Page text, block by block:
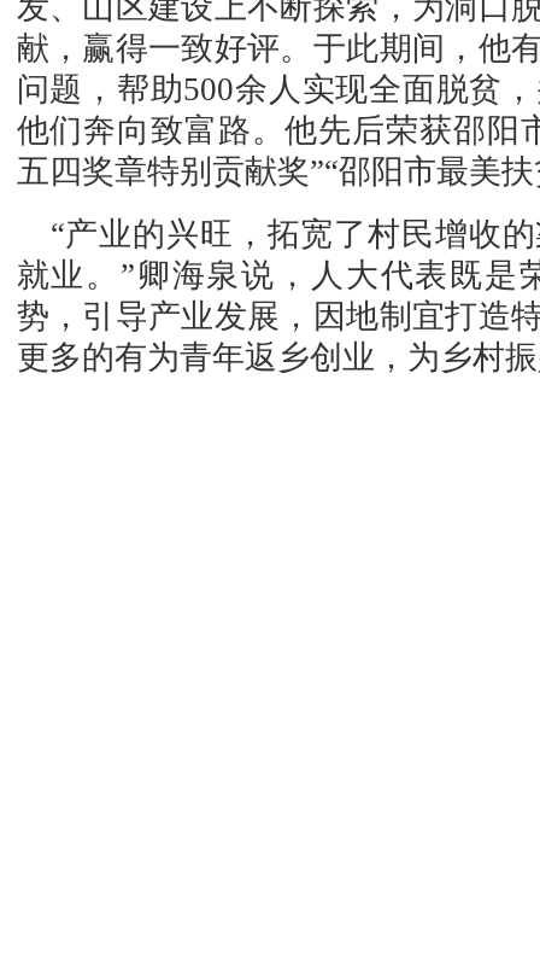
发、山区建设上不断探索，为洞口
献，赢得一致好评。于此期间，他
问题，帮助500余人实现全面脱贫
他们奔向致富路。他先后荣获邵阳
五四奖章特别贡献奖”“邵阳市最美
“产业的兴旺，拓宽了村民增收
就业。”卿海泉说，人大代表既是
势，引导产业发展，因地制宜打造
更多的有为青年返乡创业，为乡村